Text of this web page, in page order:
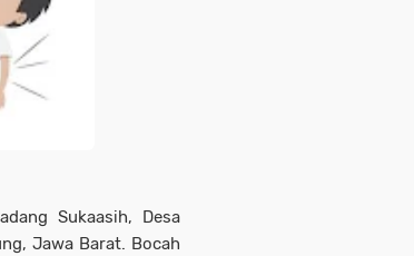
Sukaasih, Desa
Jawa Barat. Bocah